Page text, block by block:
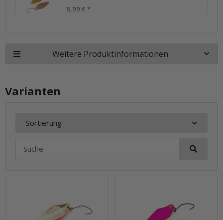
6,99 € *
Weitere Produktinformationen
Varianten
Sortierung